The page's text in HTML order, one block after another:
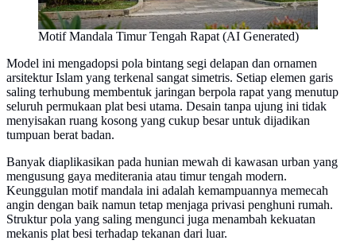
Motif Mandala Timur Tengah Rapat (AI Generated)
Model ini mengadopsi pola bintang segi delapan dan ornamen
arsitektur Islam yang terkenal sangat simetris. Setiap elemen garis
saling terhubung membentuk jaringan berpola rapat yang menutup
seluruh permukaan plat besi utama. Desain tanpa ujung ini tidak
menyisakan ruang kosong yang cukup besar untuk dijadikan
tumpuan berat badan.
Banyak diaplikasikan pada hunian mewah di kawasan urban yang
mengusung gaya mediterania atau timur tengah modern.
Keunggulan motif mandala ini adalah kemampuannya memecah
angin dengan baik namun tetap menjaga privasi penghuni rumah.
Struktur pola yang saling mengunci juga menambah kekuatan
mekanis plat besi terhadap tekanan dari luar.